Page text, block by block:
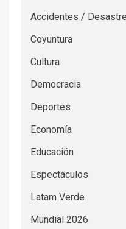
Accidentes /
Coyuntura
Cultura
Democracia
Deportes
Economía
Educación
Espectáculos
Latam Verde
Mundial 2026